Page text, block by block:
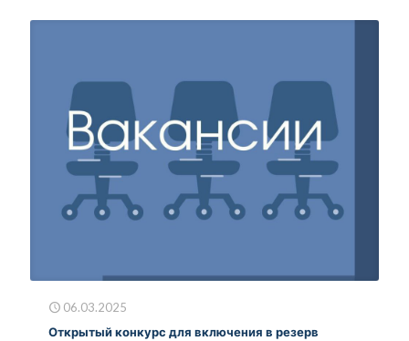
06.03.2025
Открытый конкурс для включения в резерв